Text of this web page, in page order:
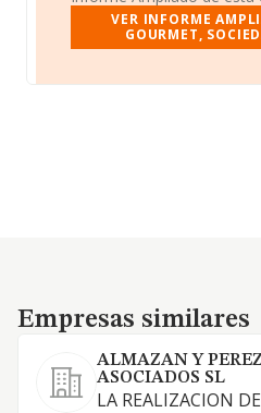
VER INFORME
GOURMET,
Empresas similares
Empresas similares
ALMAZAN Y PEREZ
ASOCIADOS SL
LA REALIZACION